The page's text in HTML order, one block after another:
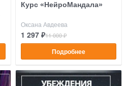
Курс «НейроМандала»
Оксана Авдеева
1 297 ₽11 000 ₽
Подробнее